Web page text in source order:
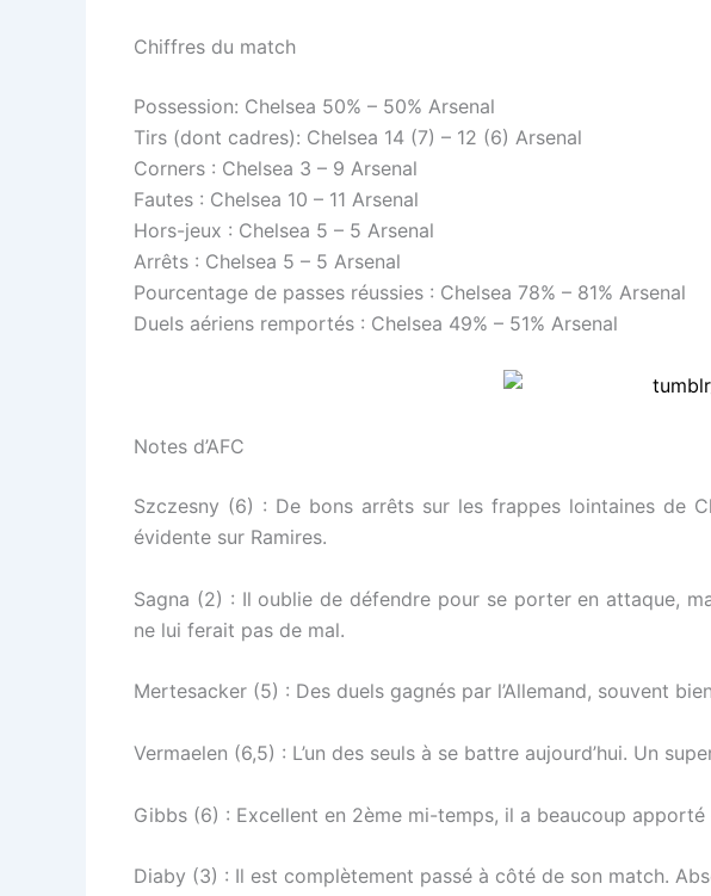
Chiffres du match
Possession: Chelsea 50% – 50% Arsenal
Tirs (dont cadres): Chelsea 14 (7) – 12 (6) Arsenal
Corners : Chelsea 3 – 9 Arsenal
Fautes : Chelsea 10 – 11 Arsenal
Hors-jeux : Chelsea 5 – 5 Arsenal
Arrêts : Chelsea 5 – 5 Arsenal
Pourcentage de passes réussies : Chelsea 78% – 81% Arsenal
Duels aériens remportés : Chelsea 49% – 51% Arsenal
Notes d’AFC
Szczesny (6) : De bons arrêts sur les frappes lointaines de
évidente sur Ramires.
Sagna (2) : Il oublie de défendre pour se porter en attaque,
ne lui ferait pas de mal.
Mertesacker (5) : Des duels gagnés par l’Allemand, souvent
Vermaelen (6,5) : L’un des seuls à se battre aujourd’hui. Un
Gibbs (6) : Excellent en 2ème mi-temps, il a beaucoup
Diaby (3) : Il est complètement passé à côté de son match.